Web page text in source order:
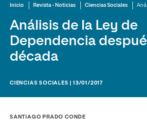
Inicio Revista - Noticias Ciencias Sociales
Análisis de la Ley de
Dependencia
década
CIENCIAS SOCIALES | 13/01/2017
SANTIAGO PRADO CONDE